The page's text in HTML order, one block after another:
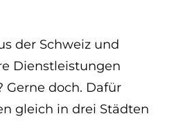
der Schweiz und
Dienstleistungen
Gerne doch. Dafür
gleich in drei Städten